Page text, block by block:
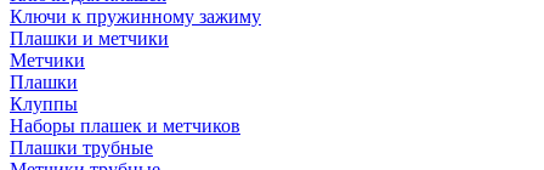
Ключи к пружинному зажиму
Плашки и метчики
Метчики
Плашки
Клуппы
Наборы плашек и метчиков
Плашки трубные